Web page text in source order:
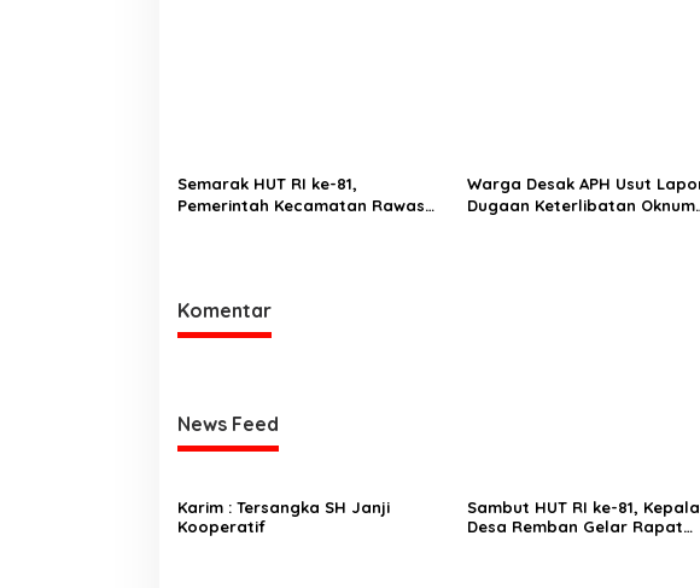
Semarak HUT RI ke-81,
Pemerintah Kecamatan Rawas
Warga Desak APH Usut Laporan
Dugaan Keterlibatan Oknum
Komentar
News Feed
Karim : Tersangka SH Janji
Kooperatif
Sambut HUT RI ke-81, Kepala
Desa Remban Gelar Rapat